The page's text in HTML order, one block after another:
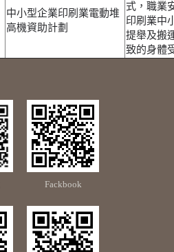
中小型企業印刷業電動堆
高機資助計劃
式，職業
印刷業中
提舉及搬
致的身體
Fackbook